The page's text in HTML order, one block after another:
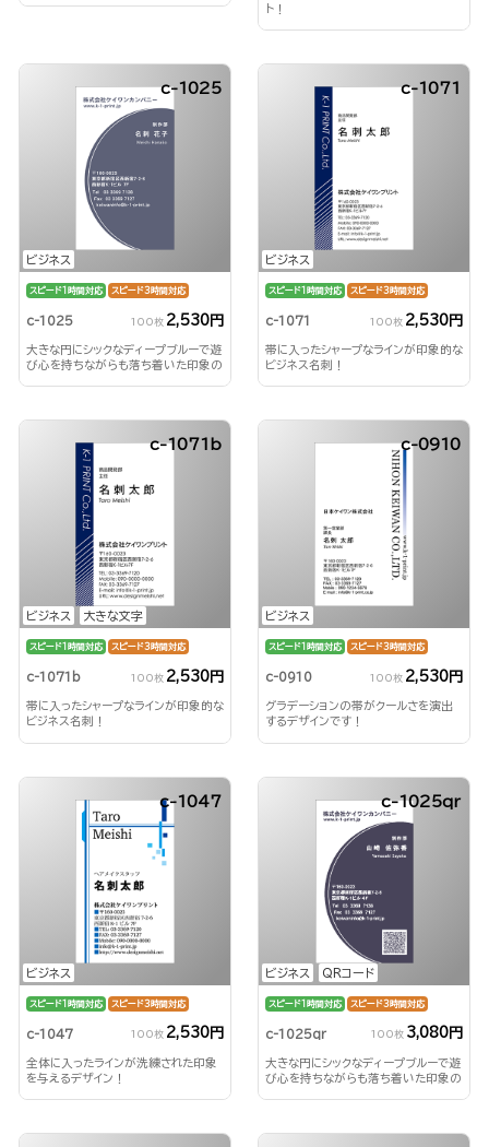
ト！
ビジネス
c-1025
スピード1時間対応 スピード3時間対応
c-1025 100枚 2,530円
大きな円にシックなディープブルーで遊
び心を持ちながらも落ち着いた印象の
ビジネス
c-1071
スピード1時間対応 スピード3時間対応
c-1071 100枚 2,530円
帯に入ったシャープなラインが印象的な
ビジネス名刺！
ビジネス 大きな文字
c-1071b
スピード1時間対応 スピード3時間対応
c-1071b 100枚 2,530円
帯に入ったシャープなラインが印象的な
ビジネス名刺！
ビジネス
c-0910
スピード1時間対応 スピード3時間対応
c-0910 100枚 2,530円
グラデーションの帯がクールさを演出
するデザインです！
ビジネス
c-1047
スピード1時間対応 スピード3時間対応
c-1047 100枚 2,530円
全体に入ったラインが洗練された印象
を与えるデザイン！
ビジネス QRコード
c-1025qr
スピード1時間対応 スピード3時間対応
c-1025qr 100枚 3,080円
大きな円にシックなディープブルーで遊
び心を持ちながらも落ち着いた印象の